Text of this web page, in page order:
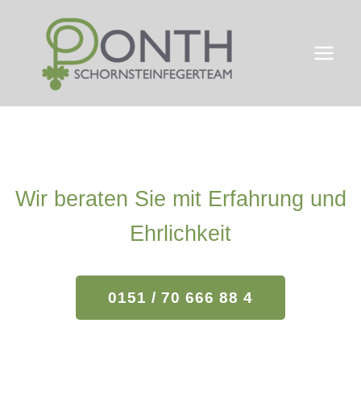
Wir beraten Sie mit Erfahrung und
Ehrlichkeit
0151 / 70 666 88 4